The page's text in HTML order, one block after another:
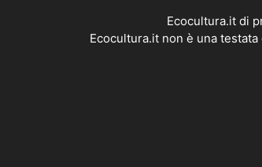
Ecocultura.it di
Ecocultura.it non è una